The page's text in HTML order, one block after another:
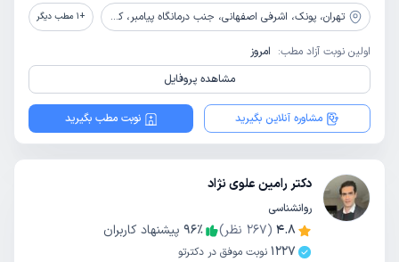
تهران، پونک، اشرفی اصفهانی، جنب درمانگاه پیامبر، کوچه آزاده، پلاک 4، ساختمان بهاران، طبقه 2، واحد 6 +
1 مطب دیگر
اولین نوبت آزاد مطب: امروز
مشاهده پروفایل
مشاوره آنلاین بگیرید نوبت مطب بگیرید
دکتر رامین علوی نژاد
روانشناسی
4.8
(
267 نظر) 96٪
پیشنهاد کاربران
1227 نوبت موفق در دکترتو